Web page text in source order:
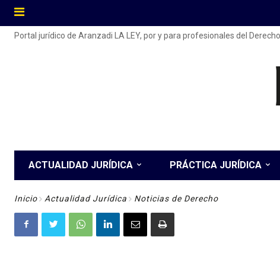
Portal jurídico de Aranzadi LA LEY, por y para profesionales del Derecho
ACTUALIDAD JURÍDICA PRÁCTICA JURÍDICA
Inicio Actualidad Jurídica Noticias de Derecho